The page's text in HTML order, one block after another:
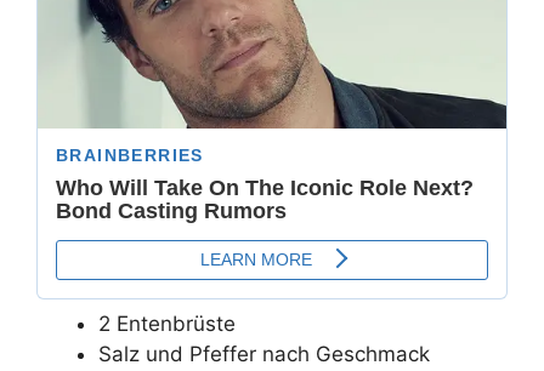
2 Entenbrüste
Salz und Pfeffer nach Geschmack